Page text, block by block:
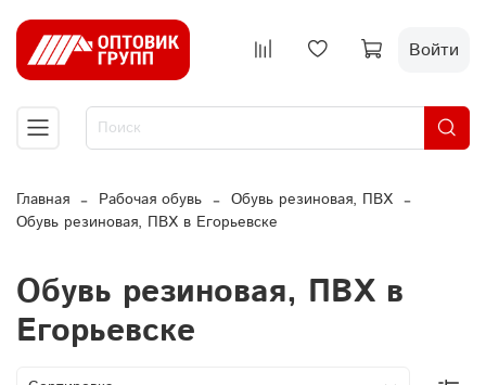
Войти
Главная Рабочая обувь
Обувь резиновая, ПВХ
Обувь резиновая, ПВХ в Егорьевске
Обувь резиновая, ПВХ в
Егорьевске